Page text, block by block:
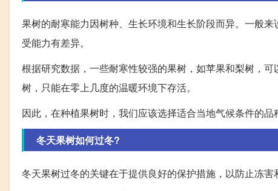
果树的耐寒能力因树种、生长环境和生长阶段而异。一般
受能力有差异。
根据研究数据，一些耐寒性较强的果树，如苹果和梨树，
树，只能在零上几度的温暖环境下存活。
因此，在种植果树时，我们应该选择适合当地气候条件的品
冬天果树如何过冬?
冬天果树过冬的关键在于提供良好的保护措施，以防止冻害